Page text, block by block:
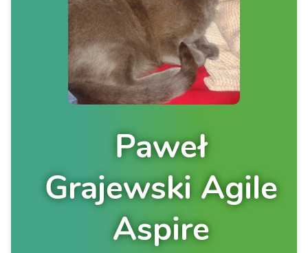
Paweł
Grajewski Agile
Aspire